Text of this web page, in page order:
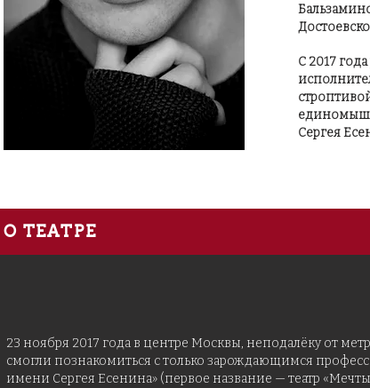
С 2017
Сергея
О ТЕАТРЕ
23 ноября 2017 года в центре Москвы, неподалёку от
смогли познакомиться с только зарождающимся
имени Сергея Есенина» (первое название — театр